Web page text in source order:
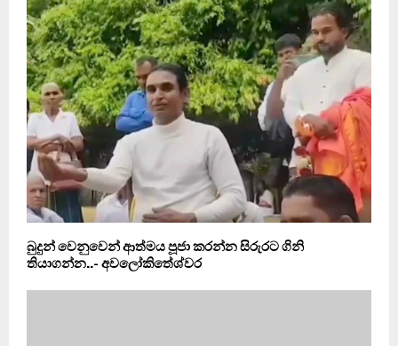
බුදුන් වෙනුවෙන් ආත්මය පූජා කරන්න සිරුරට ගිනි
තියාගන්න..- අවලෝකිතේශ්වර